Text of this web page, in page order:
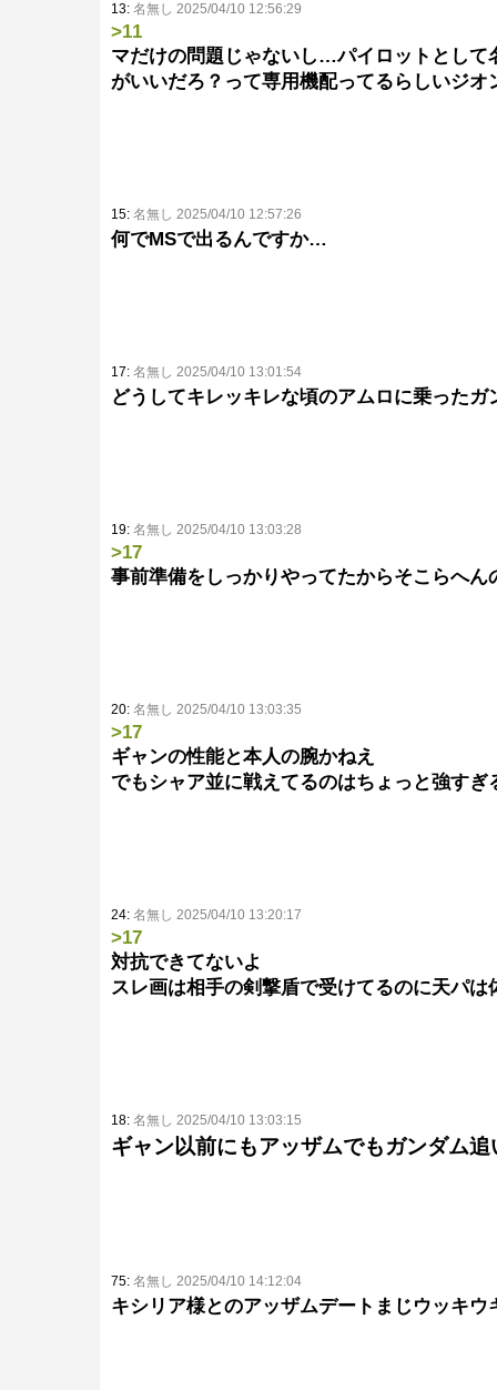
13: 名無し 2025/04/10 12:56:29
>11
マだけの問題じゃないし…パイロットとして
がいいだろ？って専用機配ってるらしいジ
15: 名無し 2025/04/10 12:57:26
何でMSで出るんですか…
17: 名無し 2025/04/10 13:01:54
どうしてキレッキレな頃のアムロに乗った
19: 名無し 2025/04/10 13:03:28
>17
事前準備をしっかりやってたからそこらへ
20: 名無し 2025/04/10 13:03:35
>17
ギャンの性能と本人の腕かねえ
でもシャア並に戦えてるのはちょっと強すぎ
24: 名無し 2025/04/10 13:20:17
>17
対抗できてないよ
スレ画は相手の剣撃盾で受けてるのに天パ
18: 名無し 2025/04/10 13:03:15
ギャン以前にもアッザムでもガンダム
75: 名無し 2025/04/10 14:12:04
キシリア様とのアッザムデートまじウッキウ